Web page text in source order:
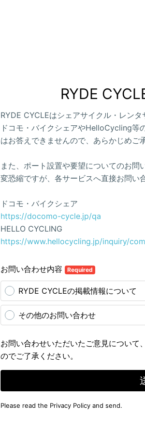
RYDE
RYDE CYCLEはシェアサイクル・レンタ
ドコモ・バイクシェアやHelloCycling等
はお答えできませんので、あらかじめご
また、ポート設置や要望についてのお
変恐縮ですが、各サービスへ直接お問い
ドコモ・バイクシェア
https://docomo-cycle.jp/qa
HELLO CYCLING
https://www.hellocycling.jp/inquiry/
お問い合わせ内容 Required
RYDE CYCLEの掲載情報について
その他のお問い合わせ
お問い合わせいただいたご意見について
のでご了承ください。
Please read the Privacy Policy and send.